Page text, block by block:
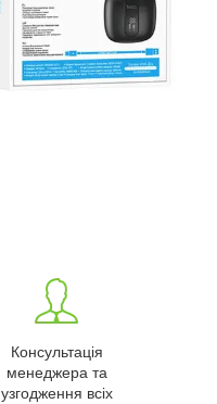
Консультація
менеджера та
узгодження всіх